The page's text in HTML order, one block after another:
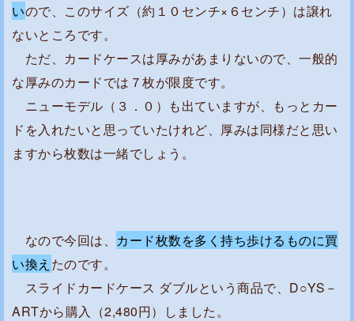
いので、このサイズ（約１０センチ×６センチ）は譲れ
ないところです。
ただ、カードケースは厚みがあまりないので、一般的
な厚みのカードでは７枚が限度です。
ニューモデル（３．０）も出ていますが、もっとカー
ドを入れたいと思っていたけれど、厚みは同様だと思い
ますから枚数は一緒でしょう。
なので今回は、 カード枚数を多く持ち歩けるものに買
い換え たのです。
スライドカードケース ダブルという商品で、D○YS－
ARTから購入（2,480円）しました。